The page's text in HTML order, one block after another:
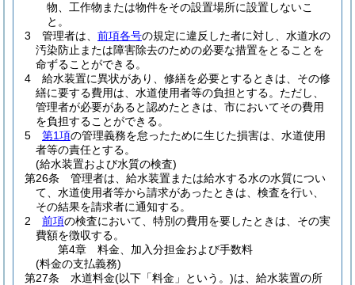
物、工作物または物件をその設置場所に設置しないこ
と。
3
管理者は、 前項各号の規定に違反した者に対し、水道水の
汚染防止または障害除去のための必要な措置をとることを
命ずることができる。
4
給水装置に異状があり、修繕を必要とするときは、その修
繕に要する費用は、水道使用者等の負担とする。 ただし、
管理者が必要があると認めたときは、市においてその費用
を負担することができる。
5
第1項の管理義務を怠ったために生じた損害は、水道使用
者等の責任とする。
(給水装置および水質の検査)
第26条
管理者は、給水装置または給水する水の水質につい
て、水道使用者等から請求があったときは、検査を行い、
その結果を請求者に通知する。
2
前項の検査において、特別の費用を要したときは、その実
費額を徴収する。
第4章
料金、加入分担金および手数料
(料金の支払義務)
第27条
水道料金(以下「料金」という。)は、給水装置の所